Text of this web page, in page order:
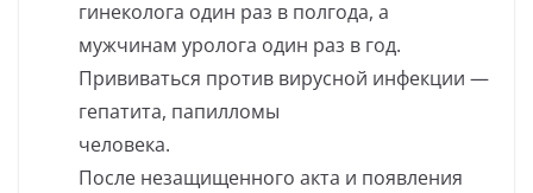
гинеколога один раз в полгода, а
мужчинам уролога один раз в год.
Прививаться против вирусной инфекции —
гепатита, папилломы
человека.
После незащищенного акта и появления